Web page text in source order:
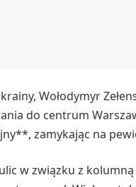
Wołodymyr
do centrum
zamykając na
w związku z